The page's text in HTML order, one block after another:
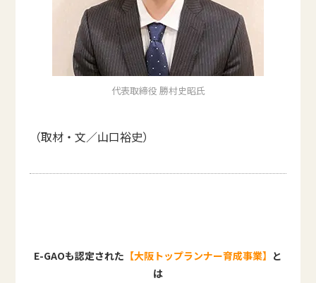
代表取締役 勝村史昭氏
（取材・文／山口裕史）
E-GAOも認定された 【大阪トップランナー育成事業】 と
は